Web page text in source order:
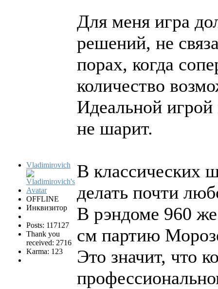
Vladimirovich
OFFLINE
Инквизитор
Posts: 117127
Thank you
received: 2716
Karma: 123
Для меня игра
решений, не
порах, когда
количество
Идеальной
не шарит.
В классических
делать почти
В рэндоме 960
см партию
Это значит, что